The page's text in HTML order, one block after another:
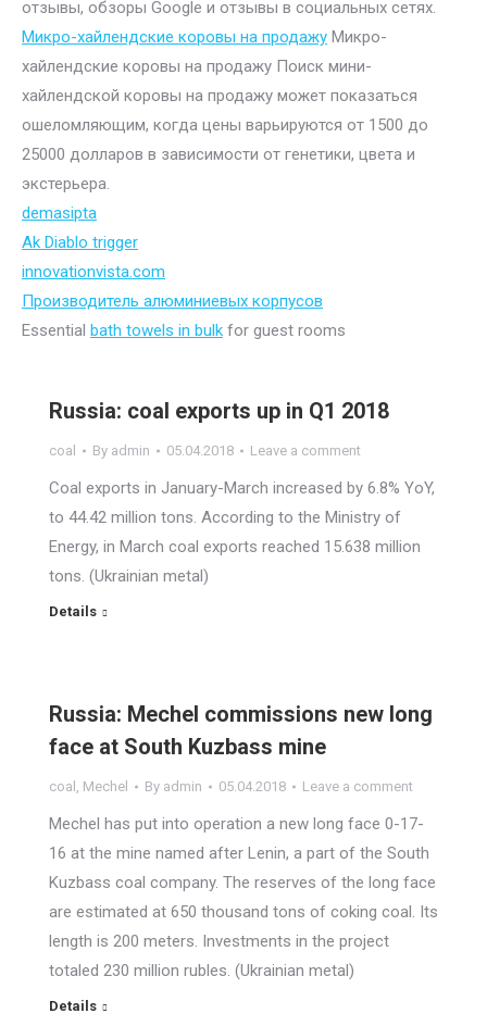
отзывы, обзоры Google и отзывы в социальных сетях.
Микро-хайлендские коровы на продажу Микро-
хайлендские коровы на продажу Поиск мини-
хайлендской коровы на продажу может показаться
ошеломляющим, когда цены варьируются от 1500 до
25000 долларов в зависимости от генетики, цвета и
экстерьера.
demasipta
Ak Diablo trigger
innovationvista.com
Производитель алюминиевых корпусов
Essential bath towels in bulk for guest rooms
Russia: coal exports up in Q1 2018
coal By admin 05.04.2018 Leave a comment
Coal exports in January-March increased by 6.8% YoY,
to 44.42 million tons. According to the Ministry of
Energy, in March coal exports reached 15.638 million
tons. (Ukrainian metal)
Details
Russia: Mechel commissions new long
face at South Kuzbass mine
coal , Mechel By admin 05.04.2018 Leave a comment
Mechel has put into operation a new long face 0-17-
16 at the mine named after Lenin, a part of the South
Kuzbass coal company. The reserves of the long face
are estimated at 650 thousand tons of coking coal. Its
length is 200 meters. Investments in the project
totaled 230 million rubles. (Ukrainian metal)
Details